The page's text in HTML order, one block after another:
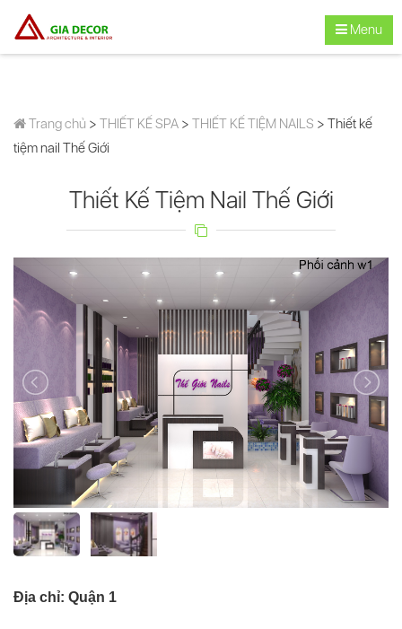
Menu
Trang chủ > THIẾT KẾ SPA > THIẾT KẾ TIỆM NAILS > Thiết kế
tiệm nail Thế Giới
Thiết Kế Tiệm Nail Thế Giới
Địa chỉ: Quận 1